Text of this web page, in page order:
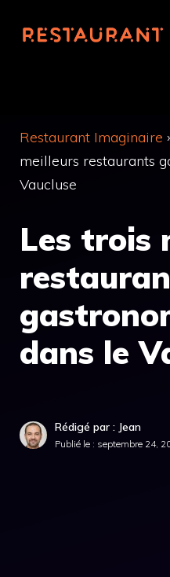
Restaurant Imaginaire
meilleurs restaurants
Vaucluse
Les trois
dans le
Rédigé par : Jean
Publié le : septembre 24,